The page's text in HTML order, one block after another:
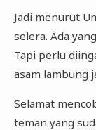
Jadi menurut
selera. Ada
Tapi perlu
asam lambung
Selamat
teman yang